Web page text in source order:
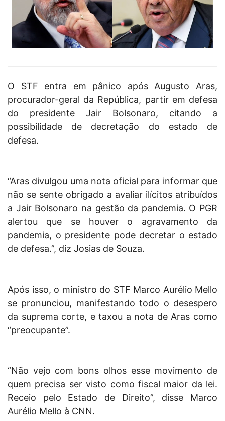
O STF entra em pânico após Augusto Aras,
procurador-geral da República, partir em defesa
do presidente Jair Bolsonaro, citando a
possibilidade de decretação do estado de
defesa.
“Aras divulgou uma nota oficial para informar que
não se sente obrigado a avaliar ilícitos atribuídos
a Jair Bolsonaro na gestão da pandemia. O PGR
alertou que se houver o agravamento da
pandemia, o presidente pode decretar o estado
de defesa.”, diz Josias de Souza.
Após isso, o ministro do STF Marco Aurélio Mello
se pronunciou, manifestando todo o desespero
da suprema corte, e taxou a nota de Aras como
“preocupante”.
“Não vejo com bons olhos esse movimento de
quem precisa ser visto como fiscal maior da lei.
Receio pelo Estado de Direito”, disse Marco
Aurélio Mello à CNN.